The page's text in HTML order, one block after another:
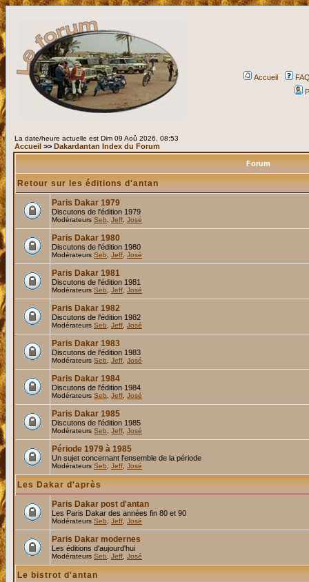
Accueil
La date/heure actuelle est Dim 09 Aoû 2026, 08:53
Accueil >> Dakardantan Index du Forum
Forum
Retour sur les éditions d'antan
Paris Dakar 1979
Discutons de l'édition 1979
Modérateurs Seb Jeff José
Paris Dakar 1980
Discutons de l'édition 1980
Modérateurs Seb Jeff José
Paris Dakar 1981
Discutons de l'édition 1981
Modérateurs Seb Jeff José
Paris Dakar 1982
Discutons de l'édition 1982
Modérateurs Seb Jeff José
Paris Dakar 1983
Discutons de l'édition 1983
Modérateurs Seb Jeff José
Paris Dakar 1984
Discutons de l'édition 1984
Modérateurs Seb Jeff José
Paris Dakar 1985
Discutons de l'édition 1985
Modérateurs Seb Jeff José
Période 1979 à 1985
Un sujet concernant l'ensemble de la période
Modérateurs Seb Jeff José
Les Dakar d'après
Paris Dakar post d'antan
Les Paris Dakar des années fin 80 et 90
Modérateurs Seb Jeff José
Paris Dakar modernes
Les éditions d'aujourd'hui
Modérateurs Seb Jeff José
Le bistrot d'antan